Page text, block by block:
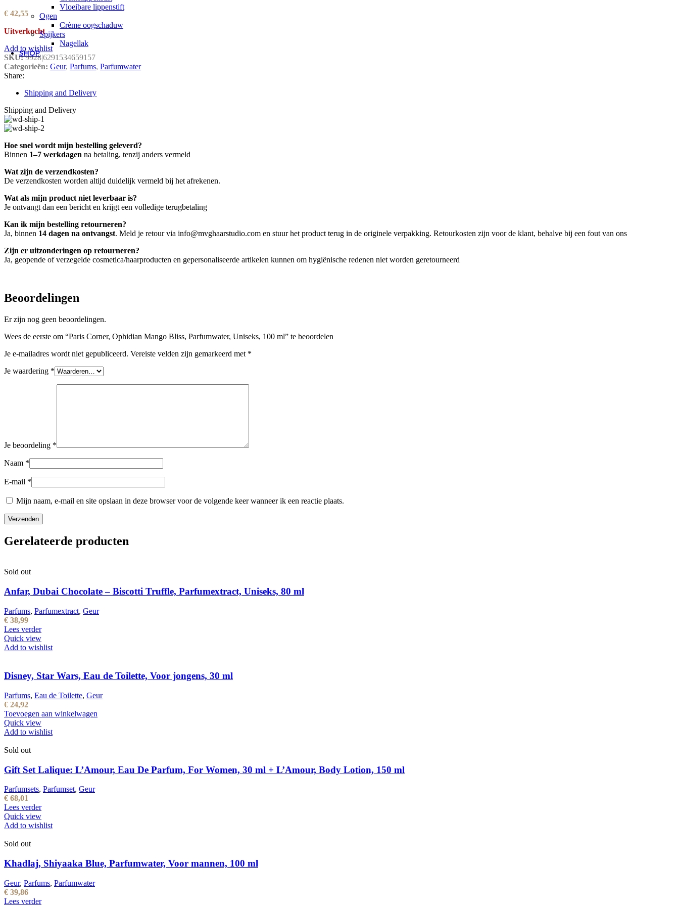
Vloeibare lippenstift
Ogen
Crème oogschaduw
Spijkers
Nagellak
SHOP
€ 42,55
Uitverkocht
Add to wishlist
SKU:9928|6291534659157
Categorieën: Geur, Parfums, Parfumwater
Share:
Shipping and Delivery
Shipping and Delivery
Hoe snel wordt mijn bestelling geleverd?
Binnen 1–7 werkdagen na betaling, tenzij anders vermeld
Wat zijn de verzendkosten?
De verzendkosten worden altijd duidelijk vermeld bij het afrekenen.
Wat als mijn product niet leverbaar is?
Je ontvangt dan een bericht en krijgt een volledige terugbetaling
Kan ik mijn bestelling retourneren?
Ja, binnen 14 dagen na ontvangst. Meld je retour via info@mvghaarstudio.com en stuur het product terug in de originele verpakking. Retourkosten zijn voor de klant, behalve bij een fout van ons
Zijn er uitzonderingen op retourneren?
Ja, geopende of verzegelde cosmetica/haarproducten en gepersonaliseerde artikelen kunnen om hygiënische redenen niet worden geretourneerd
Beoordelingen
Er zijn nog geen beoordelingen.
Wees de eerste om “Paris Corner, Ophidian Mango Bliss, Parfumwater, Uniseks, 100 ml” te beoordelen
Je e-mailadres wordt niet gepubliceerd. Vereiste velden zijn gemarkeerd met *
Je waardering *
Je beoordeling *
Naam *
E-mail *
Mijn naam, e-mail en site opslaan in deze browser voor de volgende keer wanneer ik een reactie plaats.
Gerelateerde producten
Sold out
Anfar, Dubai Chocolate – Biscotti Truffle, Parfumextract, Uniseks, 80 ml
Parfums, Parfumextract, Geur
€ 38,99
Lees verder
Quick view
Add to wishlist
Disney, Star Wars, Eau de Toilette, Voor jongens, 30 ml
Parfums, Eau de Toilette, Geur
€ 24,92
Toevoegen aan winkelwagen
Quick view
Add to wishlist
Sold out
Gift Set Lalique: L’Amour, Eau De Parfum, For Women, 30 ml + L’Amour, Body Lotion, 150 ml
Parfumsets, Parfumset, Geur
€ 68,01
Lees verder
Quick view
Add to wishlist
Sold out
Khadlaj, Shiyaaka Blue, Parfumwater, Voor mannen, 100 ml
Geur, Parfums, Parfumwater
€ 39,86
Lees verder